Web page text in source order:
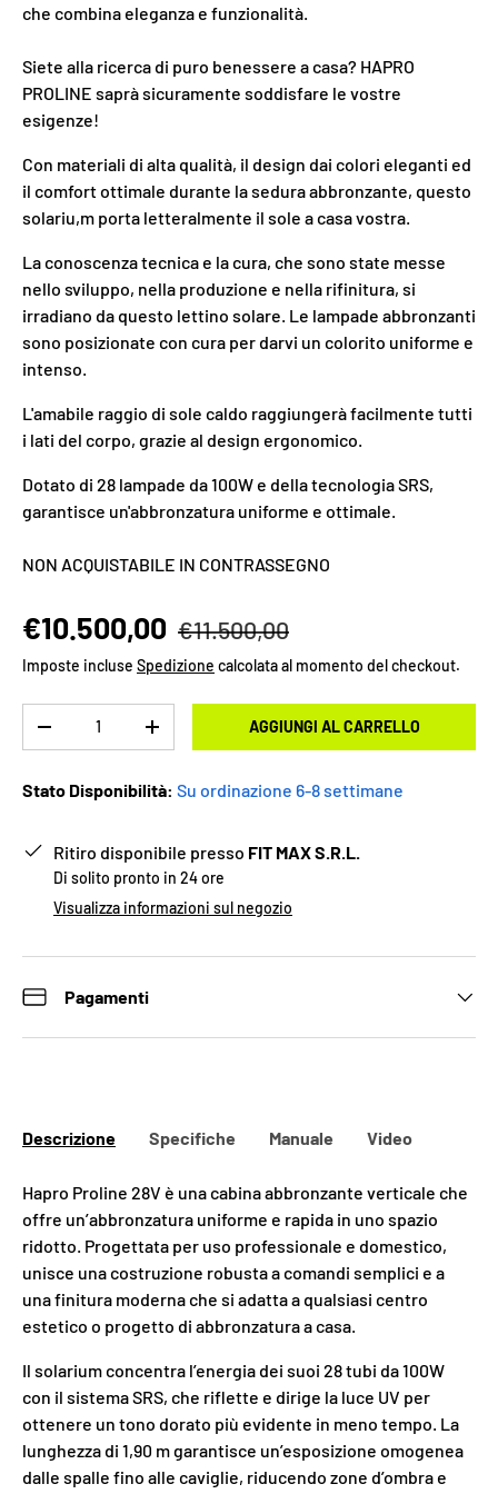
che combina eleganza e funzionalità.
Siete alla ricerca di puro benessere a casa? HAPRO
PROLINE saprà sicuramente soddisfare le vostre
esigenze!
Con materiali di alta qualità, il design dai colori eleganti ed
il comfort ottimale durante la sedura abbronzante, questo
solariu,m porta letteralmente il sole a casa vostra.
La conoscenza tecnica e la cura, che sono state messe
nello sviluppo, nella produzione e nella rifinitura, si
irradiano da questo lettino solare. Le lampade abbronzanti
sono posizionate con cura per darvi un colorito uniforme e
intenso.
L'amabile raggio di sole caldo raggiungerà facilmente tutti
i lati del corpo, grazie al design ergonomico.
Dotato di 28 lampade da 100W e della tecnologia SRS,
garantisce un'abbronzatura uniforme e ottimale.
NON ACQUISTABILE IN CONTRASSEGNO
€10.500,00 €11.500,00
Imposte incluse Spedizione calcolata al momento del checkout.
-
+ AGGIUNGI AL CARRELLO
Stato Disponibilità: Su ordinazione 6-8 settimane
Ritiro disponibile presso FIT MAX S.R.L.
Di solito pronto in 24 ore
Visualizza informazioni sul negozio
Pagamenti
Descrizione Specifiche Manuale Video
Hapro Proline 28V è una cabina abbronzante verticale che
offre un’abbronzatura uniforme e rapida in uno spazio
ridotto. Progettata per uso professionale e domestico,
unisce una costruzione robusta a comandi semplici e a
una finitura moderna che si adatta a qualsiasi centro
estetico o progetto di abbronzatura a casa.
Il solarium concentra l’energia dei suoi 28 tubi da 100W
con il sistema SRS, che riflette e dirige la luce UV per
ottenere un tono dorato più evidente in meno tempo. La
lunghezza di 1,90 m garantisce un’esposizione omogenea
dalle spalle fino alle caviglie, riducendo zone d’ombra e